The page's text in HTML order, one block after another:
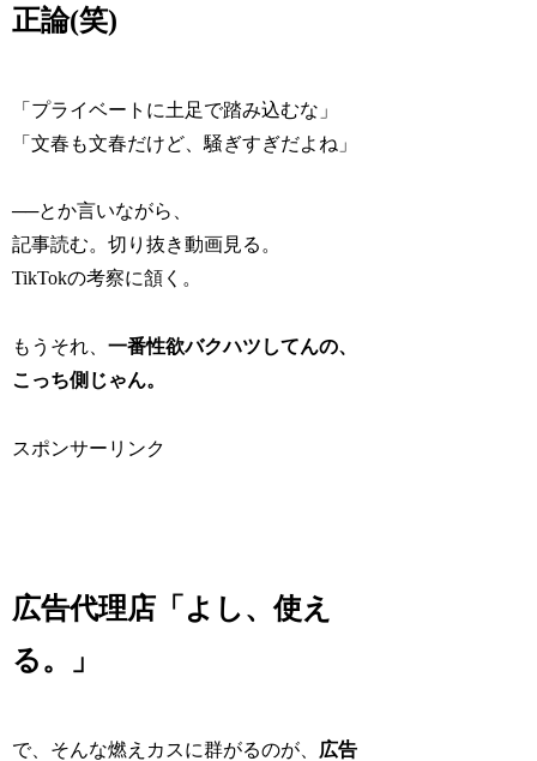
正論(笑)
「プライベートに土足で踏み込むな」
「文春も文春だけど、騒ぎすぎだよね」
──とか言いながら、
記事読む。切り抜き動画見る。
TikTokの考察に頷く。
もうそれ、一番性欲バクハツしてんの、
こっち側じゃん。
スポンサーリンク
広告代理店「よし、使え
る。」
で、そんな燃えカスに群がるのが、 広告